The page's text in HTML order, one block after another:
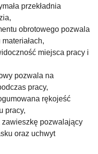
przekładnia
obrotowego pozwala
miejsca pracy i
pozwala na
pracy,
rękojeść
pracy,
pozwalający
oraz uchwyt